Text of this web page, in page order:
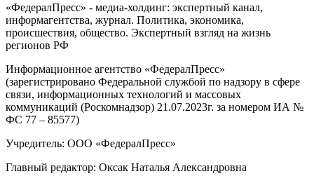
«ФедералПресс» - медиа-холдинг: экспертный канал,
информагентства, журнал. Политика, экономика,
происшествия, общество. Экспертный взгляд на жизнь
регионов РФ
Информационное агентство «ФедералПресс»
(зарегистрировано Федеральной службой по надзору в сфере
связи, информационных технологий и массовых
коммуникаций (Роскомнадзор) 21.07.2023г. за номером ИА №
ФС 77 – 85577)
Учредитель: ООО «ФедералПресс»
Главный редактор: Оксак Наталья Александровна